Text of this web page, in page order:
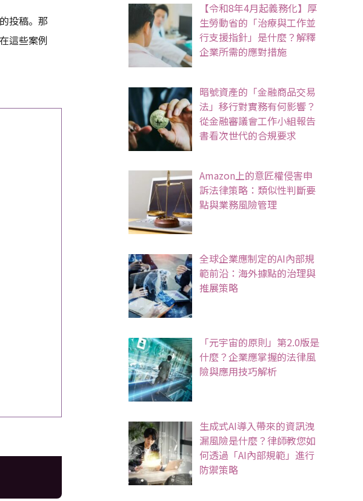
投稿。那
這些案例
【令和8年4月起義務化】厚
生勞動省的「治療與工作並
行支援指針」是什麼？解釋
企業所需的應對措施
暗號資產的「金融商品交易
法」移行對實務有何影響？
從金融審議會工作小組報告
書看次世代的合規要求
Amazon上的意匠權侵害申
訴法律策略：類似性判斷要
點與業務風險管理
全球企業應制定的AI內部規
範前沿：海外據點的治理與
推展策略
「元宇宙的原則」第2.0版是
什麼？企業應掌握的法律風
險與應用技巧解析
生成式AI導入帶來的資訊洩
漏風險是什麼？律師教您如
何透過「AI內部規範」進行
防禦策略